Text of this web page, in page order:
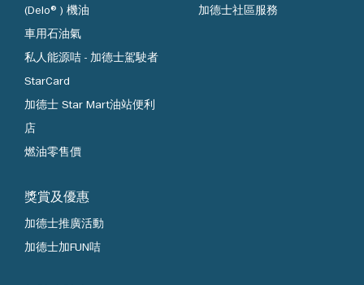
(Delo®) 機油
車用石油氣
私人能源咭 - 加德士駕駛者
StarCard
加德士 Star Mart油站便利
店
燃油零售價
獎賞及優惠
加德士推廣活動
加德士加FUN咭
加德士社區服務